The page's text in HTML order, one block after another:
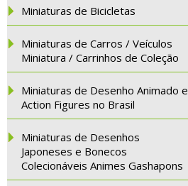
Miniaturas de Bicicletas
Miniaturas de Carros / Veículos
Miniatura / Carrinhos de Coleção
Miniaturas de Desenho Animado e
Action Figures no Brasil
Miniaturas de Desenhos
Japoneses e Bonecos
Colecionáveis Animes Gashapons